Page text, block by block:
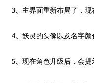
3、 主界面重新布局了，现
4、 妖灵的头像以及名字颜
5、 现在角色升级后，会提